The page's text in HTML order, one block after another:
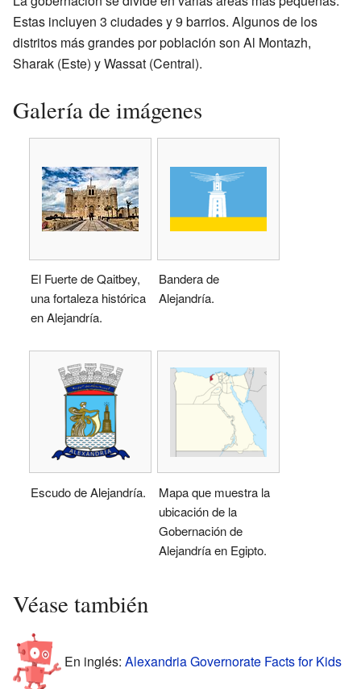
Estas incluyen 3 ciudades y 9 barrios. Algunos de los
distritos más grandes por población son Al Montazh,
Sharak (Este) y Wassat (Central).
Galería de imágenes
El Fuerte de Qaitbey,
una fortaleza histórica
en Alejandría.
Bandera de
Alejandría.
Escudo de Alejandría.
Mapa que muestra la
ubicación de la
Gobernación de
Alejandría en Egipto.
Véase también
En inglés: Alexandria Governorate Facts for Kids